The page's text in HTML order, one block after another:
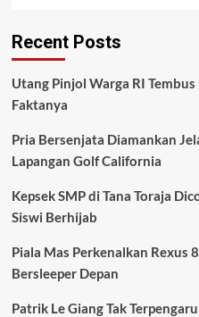
Recent Posts
Utang Pinjol Warga RI
Faktanya
Pria Bersenjata Diamankan
Lapangan Golf California
Kepsek SMP di Tana Toraja
Siswi Berhijab
Piala Mas Perkenalkan Rexus
Bersleeper Depan
Patrik Le Giang Tak